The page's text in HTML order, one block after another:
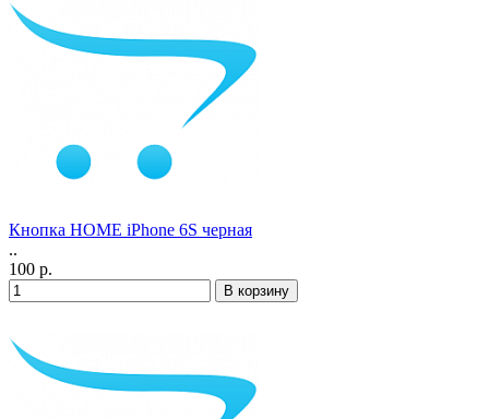
Кнопка HOME iPhone 6S черная
..
100 р.